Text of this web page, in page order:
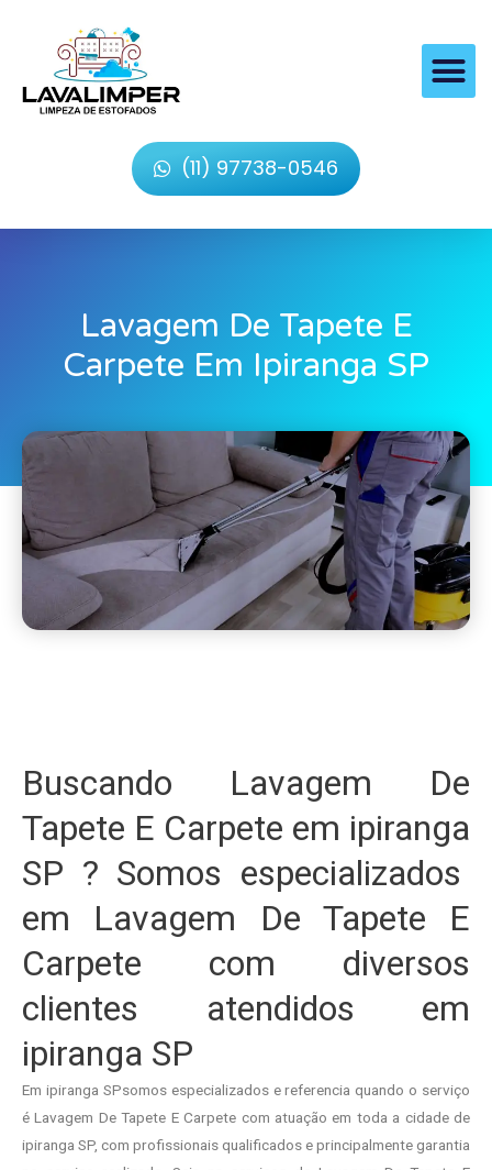
(11) 97738-0546
Lavagem De Tapete E
Carpete Em Ipiranga SP
Buscando Lavagem De
Tapete E Carpete em ipiranga
SP ? Somos especializados
em Lavagem De Tapete E
Carpete com diversos
clientes atendidos em
ipiranga SP
Em ipiranga SPsomos especializados e referencia quando o serviço
é Lavagem De Tapete E Carpete com atuação em toda a cidade de
ipiranga SP, com profissionais qualificados e principalmente garantia